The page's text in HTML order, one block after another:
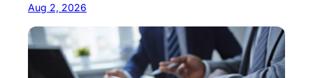
Aug 2, 2026